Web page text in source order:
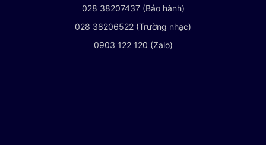
028 38207437 (Bảo hành)
028 38206522 (Trường nhạc)
0903 122 120 (Zalo)